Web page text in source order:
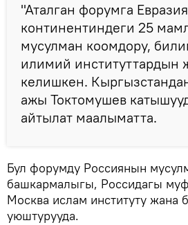
"Аталган форумга Евразия
континентиндеги 25
мусулман коомдору,
илимий институттардын
келишкен.
ажы Токтомушев
айтылат маалыматта.
Бул форумду Россиянын
башкармалыгы, Россидагы
Москва ислам институту жана
уюштурууда.